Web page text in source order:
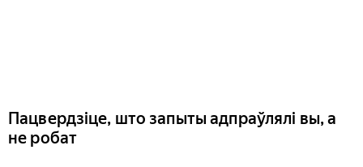
Пацвердзіце, што запыты адпраўлялі вы, а
не робат